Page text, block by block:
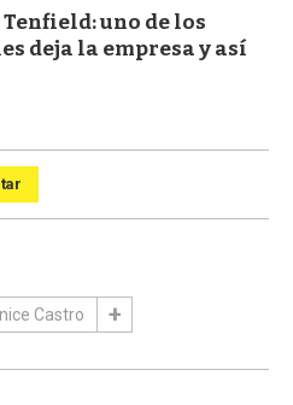
uno de los
deja la empresa y así
Castro